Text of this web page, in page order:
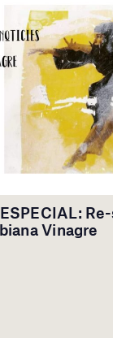
Vinagre